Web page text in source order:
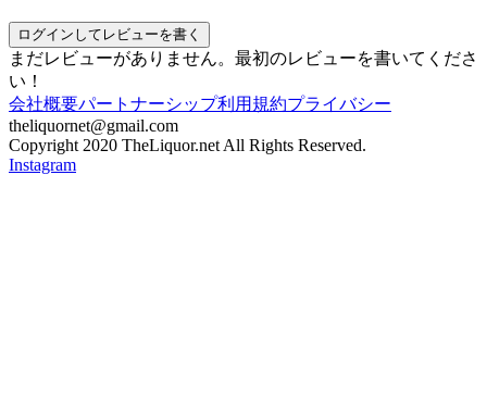
ログインしてレビューを書く
まだレビューがありません。最初のレビューを書いてくださ
い！
会社概要パートナーシップ利用規約プライバシー
theliquornet@gmail.com
Copyright 2020 TheLiquor.net All Rights Reserved.
Instagram